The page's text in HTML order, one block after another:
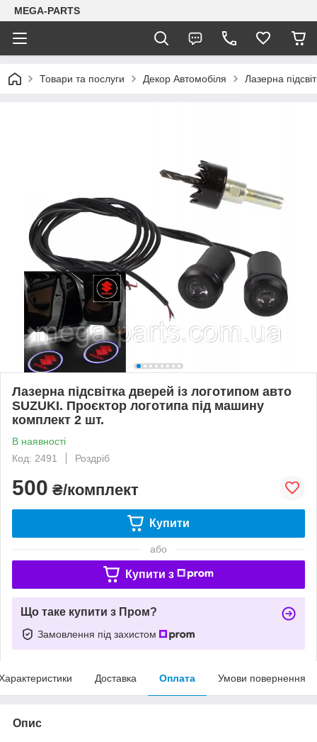
MEGA-PARTS
Товари та послуги Декор Автомобіля Лазерна
Лазерна підсвітка дверей із логотипом авто
SUZUKI. Проєктор логотипа під машину
комплект 2 шт.
В наявності
Код: 2491
Роздріб
500 ₴/комплект
Купити
або
Купити з
Що таке купити з Пром?
Замовлення під захистом
Доставка Оплата Умови повернення
Опис